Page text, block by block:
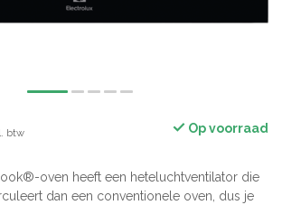
btw Op voorraad
oven heeft een heteluchtventilator die
dan een conventionele oven, dus je